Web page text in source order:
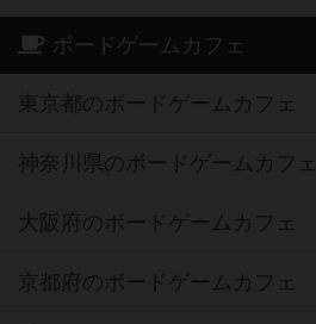
ボードゲームカフェ
東京都のボードゲームカフェ
神奈川県のボードゲームカフェ
大阪府のボードゲームカフェ
京都府のボードゲームカフェ